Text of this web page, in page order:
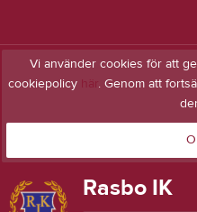
Vi använder cookies för att
cookiepolicy här. Genom att
Rasbo IK